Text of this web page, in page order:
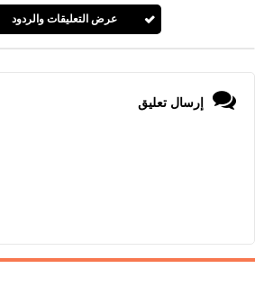
عرض التعليقات والردود
إرسال تعليق